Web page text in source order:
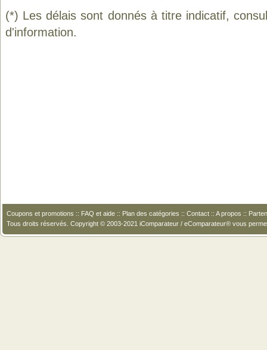
(*) Les délais sont donnés à titre indicatif,
d'information.
Coupons et promotions :: FAQ et aide :: Plan des catégories :: Contact :: A propos ::
Tous droits réservés. Copyright © 2003-2021 iComparateur / eComparateur® vous